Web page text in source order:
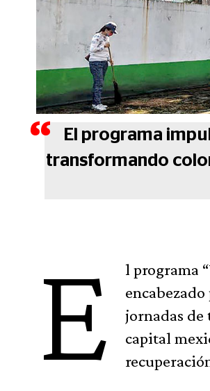
El programa
transformando
E
l programa
jornadas
capital